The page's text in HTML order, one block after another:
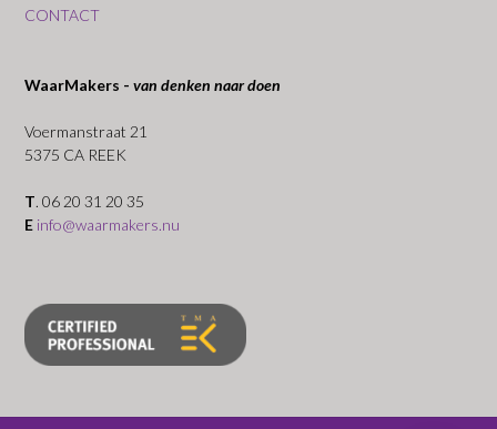
CONTACT
WaarMakers - van denken naar doen
Voermanstraat 21
5375 CA REEK
T. 06 20 31 20 35
E info@waarmakers.nu